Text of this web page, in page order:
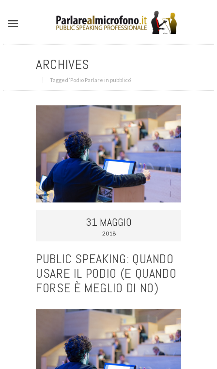
ARCHIVES
Tagged ‘Podio Parlare in pubblico‘
31 MAGGIO
2018
PUBLIC SPEAKING: QUANDO
USARE IL PODIO (E QUANDO
FORSE È MEGLIO DI NO)